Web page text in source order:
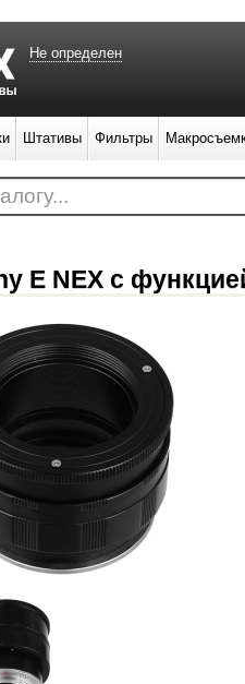
E NEX с
Не определен
Штативы Фильтры